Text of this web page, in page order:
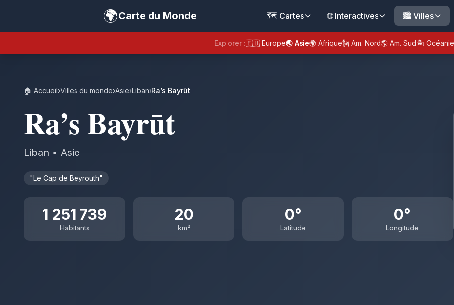
🌍Carte du Monde 🗺️ Cartes 🌐 Interactives 🏙️ Villes
Explorer :🇪🇺 Europe🌏 Asie🌍 Afrique🗽 Am. Nord🌎 Am. Sud🏝️ Océanie
🏠 Accueil›Villes du monde›Asie›Liban›Ra’s Bayrūt
Ra’s Bayrūt
Liban • Asie
"Le Cap de Beyrouth"
1 251 739
Habitants
20
km²
0°
Latitude
0°
Longitude